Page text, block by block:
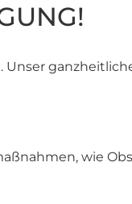
Unser
wie